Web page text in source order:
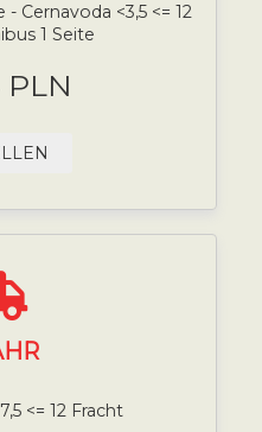
Cernavoda <3,5 <= 12
1 Seite
PLN
<= 12 Fracht